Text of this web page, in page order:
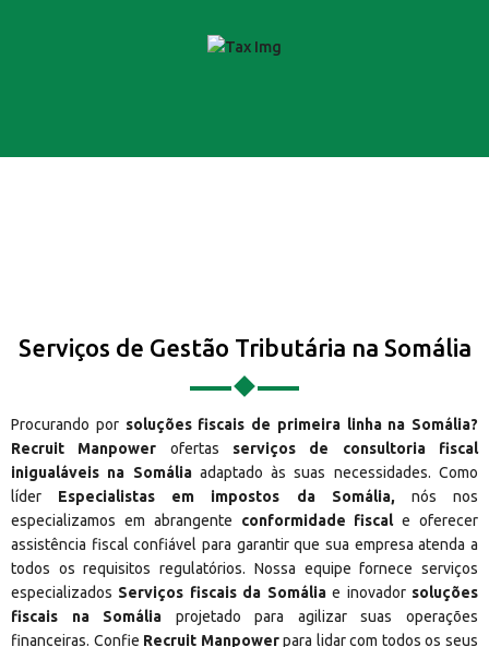
Serviços de Gestão Tributária na Somália
Procurando por soluções fiscais de primeira linha na Somália?
Recruit Manpower ofertas serviços de consultoria fiscal
inigualáveis na Somáliaadaptado às suas necessidades. Como
líder Especialistas em impostos da Somália,nós nos
especializamos em abrangente conformidade fiscale oferecer
assistência fiscal confiável para garantir que sua empresa atenda a
todos os requisitos regulatórios. Nossa equipe fornece serviços
especializados Serviços fiscais da Somáliae inovador soluções
fiscais na Somália projetado para agilizar suas operações
financeiras. Confie Recruit Manpowerpara lidar com todos os seus